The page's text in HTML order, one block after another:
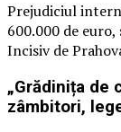
Prejudiciul
600.000 de
Incisiv de
„Grădinița de
zâmbitori,